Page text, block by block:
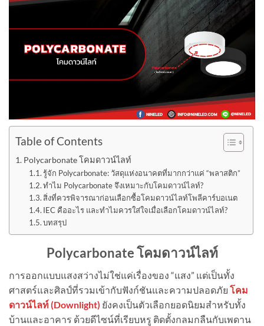
Table of Contents
Polycarbonate โคมดาวน์ไลท์
รู้จัก Polycarbonate: วัสดุแห่งอนาคตที่มากกว่าแค่ “พลาสติก”
ทำไม Polycarbonate จึงเหมาะกับโคมดาวน์ไลท์?
สิ่งที่ควรพิจารณาก่อนเลือกซื้อโคมดาวน์ไลท์โพลีคาร์บอเนต
IEC คืออะไร และทำไมควรใส่ใจเมื่อเลือกโคมดาวน์ไลท์?
บทสรุป
Polycarbonate โคมดาวน์ไลท์
การออกแบบแสงสว่างไม่ใช่แค่เรื่องของ “แสง” แต่เป็นทั้ง
ศาสตร์และศิลป์ที่รวมเข้ากับฟังก์ชันและความปลอดภัย โคม
ดาวน์ไลท์ (Downlight) ยังคงเป็นตัวเลือกยอดนิยมสำหรับทั้ง
บ้านและอาคาร ด้วยดีไซน์ที่เรียบหรู ติดตั้งกลมกลืนกับเพดาน